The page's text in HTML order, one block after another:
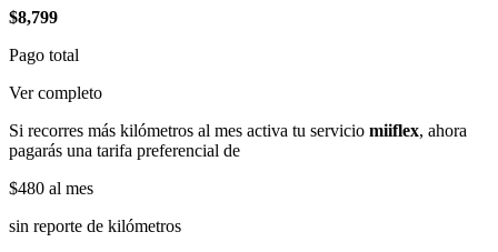
$8,799
Pago total
Ver completo
Si recorres más kilómetros al mes activa tu servicio miiflex, ahora
pagarás una tarifa preferencial de
$480 al mes
sin reporte de kilómetros